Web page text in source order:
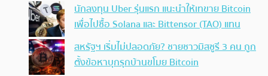
นักลงทุน Uber รุ่นแรก แนะนำให้เทขาย Bitcoin
เพื่อไปซื้อ Solana และ Bittensor (TAO) แทน
สหรัฐฯ เริ่มไม่ปลอดภัย? ชายชาวมิสซูรี 3 คน ถูก
ตั้งข้อหาบุกรุกบ้านขโมย Bitcoin